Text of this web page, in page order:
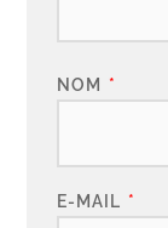
NOM *
E-MAIL *